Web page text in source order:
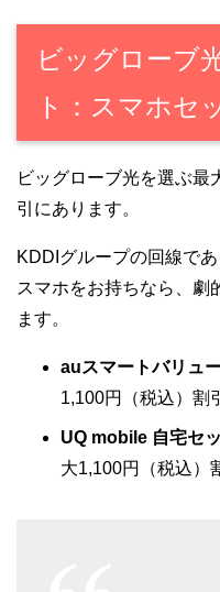
ビッグローブ
ト：スマホセ
ビッグローブ光を選ぶ最
引にあります。
KDDIグループの回線であ
スマホをお持ちなら、劇
ます。
auスマートバリュー
1,100円（税込）割引
UQ mobile 自宅セ
大1,100円（税込）